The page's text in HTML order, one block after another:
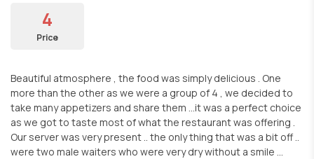
4
Price
Beautiful atmosphere , the food was simply delicious . One
more than the other as we were a group of 4 , we decided to
take many appetizers and share them …it was a perfect choice
as we got to taste most of what the restaurant was offering .
Our server was very present .. the only thing that was a bit off ..
were two male waiters who were very dry without a smile …